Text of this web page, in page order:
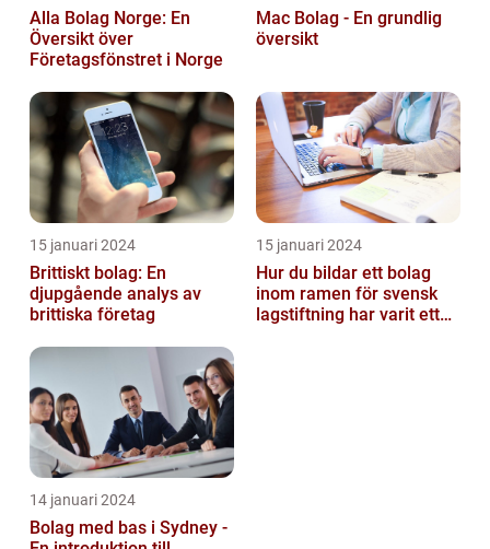
Alla Bolag Norge: En
Översikt över
Företagsfönstret i Norge
Mac Bolag - En grundlig
översikt
15 januari 2024
Brittiskt bolag: En
djupgående analys av
brittiska företag
15 januari 2024
Hur du bildar ett bolag
inom ramen för svensk
lagstiftning har varit ett
14 januari 2024
Bolag med bas i Sydney -